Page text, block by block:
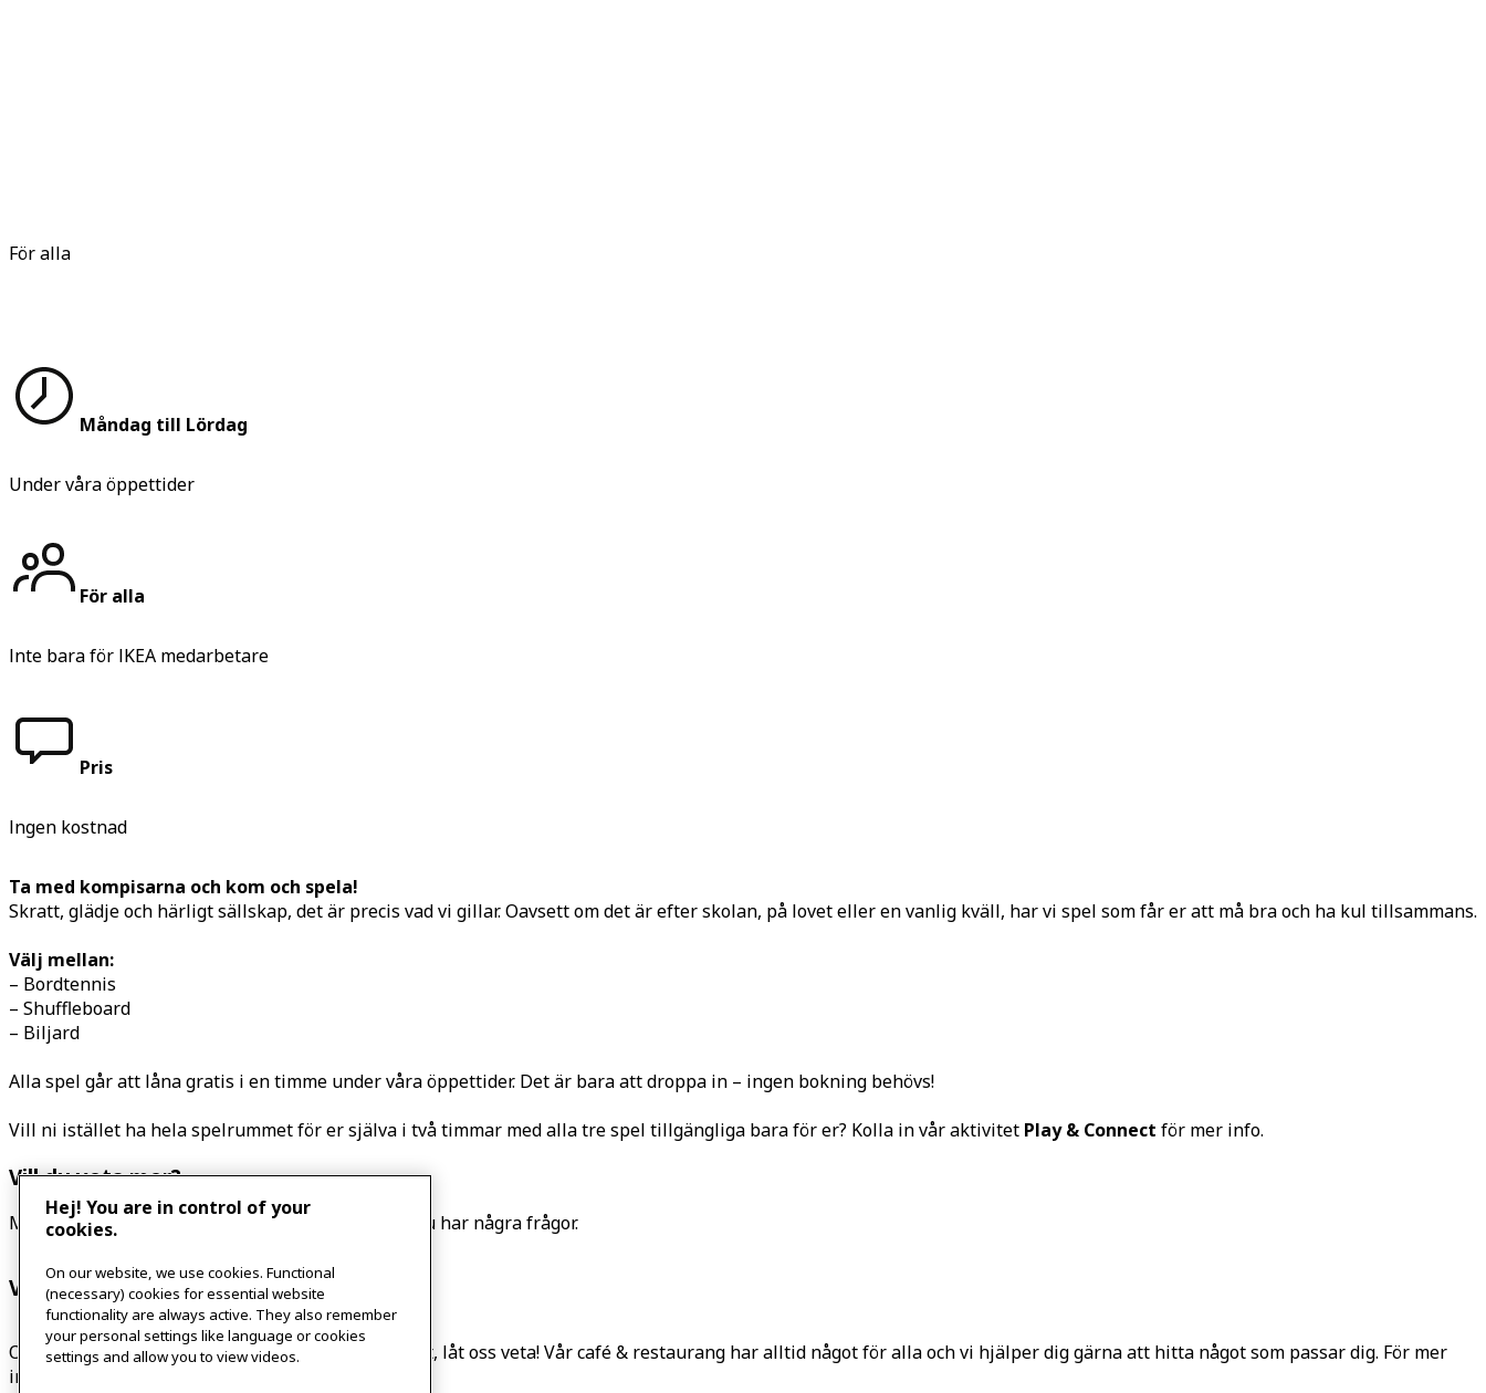
För alla
Måndag till Lördag
Under våra öppettider
För alla
Inte bara för IKEA medarbetare
Pris
Ingen kostnad
Ta med kompisarna och kom och spela!
Skratt, glädje och härligt sällskap, det är precis vad vi gillar. Oavsett om det är efter skolan, på lovet eller en vanlig kväll, har vi spel som får er att må bra och ha kul tillsammans.
Välj mellan:
– Bordtennis
– Shuffleboard
– Biljard
Alla spel går att låna gratis i en timme under våra öppettider. Det är bara att droppa in – ingen bokning behövs!
Vill ni istället ha hela spelrummet för er själva i två timmar med alla tre spel tillgängliga bara för er? Kolla in vår aktivitet Play & Connect för mer info.
Vill du veta mer?
Maila till meeting.experience@inter.ikea.com om du har några frågor.
Vill du ha något att äta?
Om du har allergier, äter veganskt eller vegetariskt, låt oss veta! Vår café & restaurang har alltid något för alla och vi hjälper dig gärna att hitta något som passar dig. För mer
information kolla in vår meny.
Hej! You are in control of your
cookies.
On our website, we use cookies. Functional
(necessary) cookies for essential website
functionality are always active. They also remember
your personal settings like language or cookies
settings and allow you to view videos.